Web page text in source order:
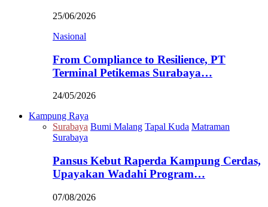
25/06/2026
Nasional
From Compliance to Resilience, PT
Terminal Petikemas Surabaya…
24/05/2026
Kampung Raya
Surabaya Bumi Malang Tapal Kuda Matraman
Surabaya
Pansus Kebut Raperda Kampung Cerdas,
Upayakan Wadahi Program…
07/08/2026